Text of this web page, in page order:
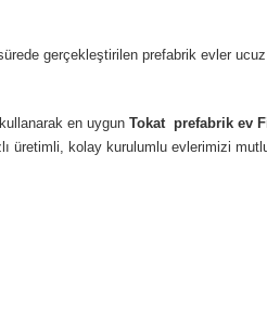
gerçekleştirilen prefabrik evler
en uygun Tokatprefabrik ev
üretimli, kolay kurulumlu evlerimizi